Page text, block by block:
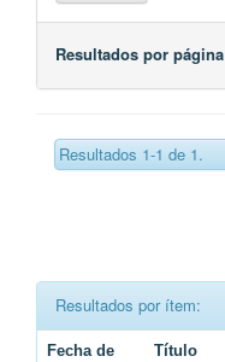
Resultados por página
Resultados 1-1 de 1.
Resultados por ítem:
Fecha de
Título